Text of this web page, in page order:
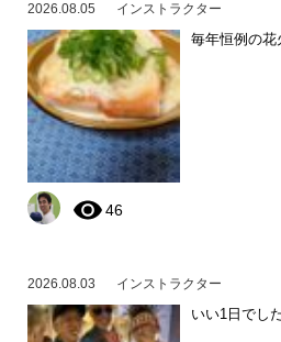
2026.08.05 インストラクター
毎年恒例の
46
2026.08.03 インストラクター
いい1日でし